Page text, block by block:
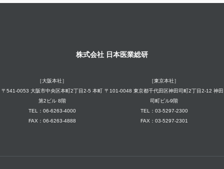
株式会社 日本医業総研
［大阪本社］
〒541-0053 大阪市中央区本町2丁目2-5 本町
第2ビル 8階
TEL：06-6263-4000
FAX：06-6263-4888
［東京本社］
〒101-0048 東京都千代田区神田司町2丁目2-12 神田
司町ビル9階
TEL：03-5297-2300
FAX：03-5297-2301